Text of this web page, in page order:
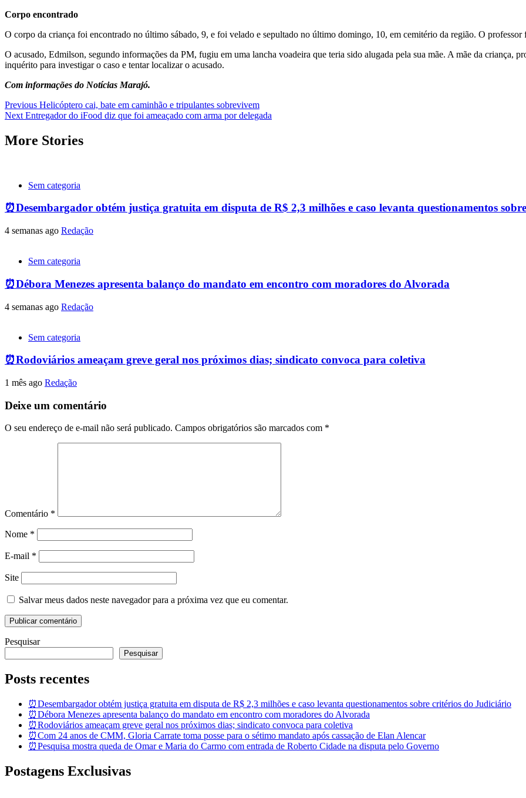
Corpo encontrado
O corpo da criança foi encontrado no último sábado, 9, e foi velado e sepultado no último domingo, 10, em cemitério da região. O
O acusado, Edmilson, segundo informações da PM, fugiu em uma lancha voadeira que teria sido alugada pela sua mãe. A mãe da criança,
inquérito para investigar o caso e tentar localizar o acusado.
Com informações do Notícias Marajó.
Post
navigation
Previous Helicóptero cai, bate em caminhão e tripulantes sobrevivem
Next Entregador do iFood diz que foi ameaçado com arma por delegada
More Stories
Sem categoria
⏰Desembargador obtém justiça gratuita em disputa de R$ 2,3 milhões e caso levanta questionamentos
4 semanas ago Redação
Sem categoria
⏰Débora Menezes apresenta balanço do mandato em encontro com moradores do Alvorada
4 semanas ago Redação
Sem categoria
⏰Rodoviários ameaçam greve geral nos próximos dias; sindicato convoca para coletiva
1 mês ago Redação
Deixe um comentário
O seu endereço de e-mail não será publicado. Campos obrigatórios são marcados com *
Comentário *
Nome *
E-mail *
Site
Salvar meus dados neste navegador para a próxima vez que eu comentar.
Pesquisar
Pesquisar
Posts recentes
⏰Desembargador obtém justiça gratuita em disputa de R$ 2,3 milhões e caso levanta questionamentos sobre critérios do Judiciário
⏰Débora Menezes apresenta balanço do mandato em encontro com moradores do Alvorada
⏰Rodoviários ameaçam greve geral nos próximos dias; sindicato convoca para coletiva
⏰Com 24 anos de CMM, Gloria Carrate toma posse para o sétimo mandato após cassação de Elan Alencar
⏰Pesquisa mostra queda de Omar e Maria do Carmo com entrada de Roberto Cidade na disputa pelo Governo
Postagens Exclusivas